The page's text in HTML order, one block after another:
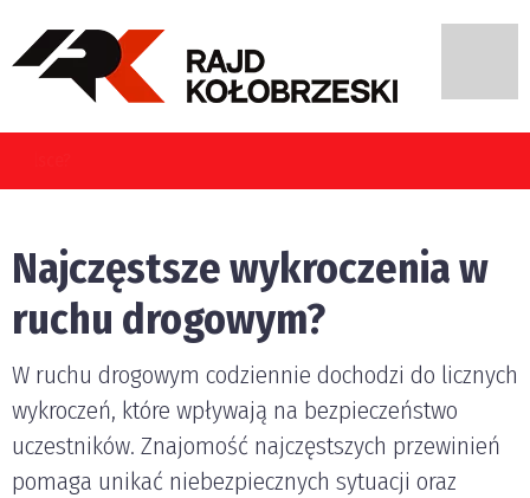
Najczęstsze wykroczenia w
ruchu drogowym?
W ruchu drogowym codziennie dochodzi do licznych
wykroczeń, które wpływają na bezpieczeństwo
uczestników. Znajomość najczęstszych przewinień
pomaga unikać niebezpiecznych sytuacji oraz